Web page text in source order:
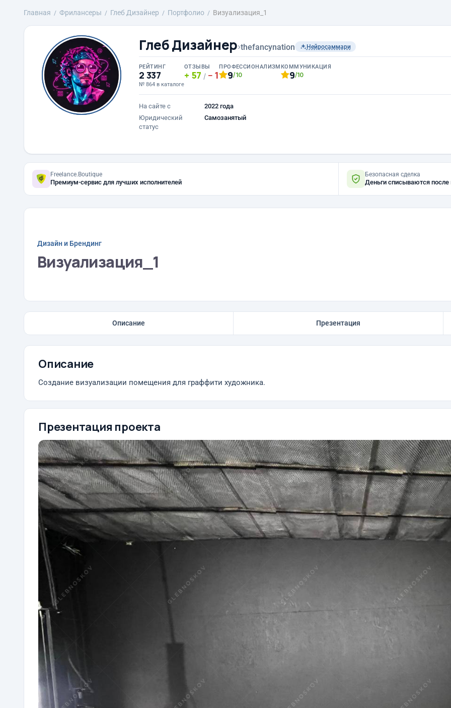
Главная Фрилансеры Глеб Дизайнер Портфолио Визуализация_1
Глеб Дизайнер›thefancynation Нейросаммари
РЕЙТИНГ
2 337
№ 864 в каталоге
ОТЗЫВЫ
57 / 1
ПРОФЕССИОНАЛИЗМ
9/10
КОММУНИКАЦИЯ
9/10
На сайте с
2022 года
Юридический
статус
Самозанятый
Freelance.Boutique
Премиум-сервис для лучших исполнителей
Безопасная сделка
Деньги списываются после
Дизайн и Брендинг
Визуализация_1
Описание Презентация
Описание
Создание визуализации помещения для граффити художника.
Презентация проекта